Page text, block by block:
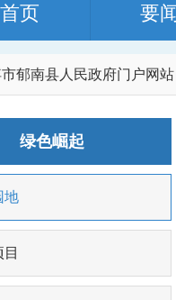
页 要
郁南县人民政府门户网站
绿色崛起
地